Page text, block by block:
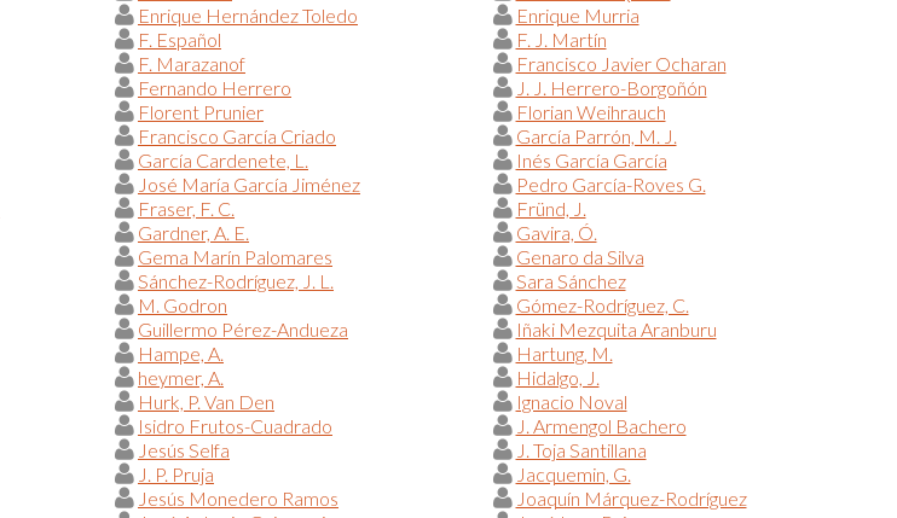
Enrique Hernández Toledo
Enrique Murria
F. Español
F. J. Martín
F. Marazanof
Francisco Javier Ocharan
Fernando Herrero
J. J. Herrero-Borgoñón
Florent Prunier
Florian Weihrauch
Francisco García Criado
García Parrón, M. J.
García Cardenete, L.
Inés García García
José María García Jiménez
Pedro García-Roves G.
Fraser, F. C.
Fründ, J.
Gardner, A. E.
Gavira, Ó.
Gema Marín Palomares
Genaro da Silva
Sánchez-Rodríguez, J. L.
Sara Sánchez
M. Godron
Gómez-Rodríguez, C.
Guillermo Pérez-Andueza
Iñaki Mezquita Aranburu
Hampe, A.
Hartung, M.
heymer, A.
Hidalgo, J.
Hurk, P. Van Den
Ignacio Noval
Isidro Frutos-Cuadrado
J. Armengol Bachero
Jesús Selfa
J. Toja Santillana
J. P. Pruja
Jacquemin, G.
Jesús Monedero Ramos
Joaquín Márquez-Rodríguez